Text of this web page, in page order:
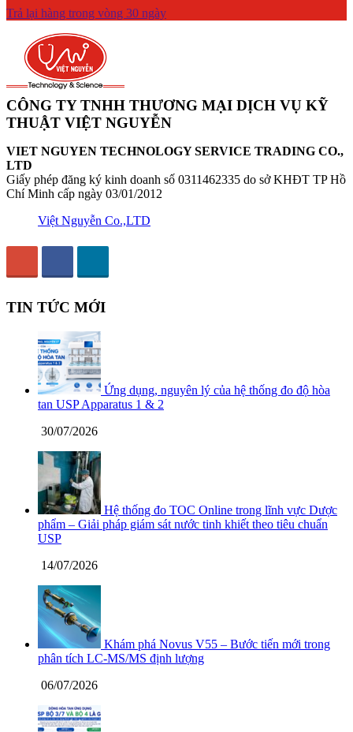
Trả lại hàng trong vòng 30 ngày
CÔNG TY TNHH THƯƠNG MẠI DỊCH VỤ KỸ
THUẬT VIỆT NGUYỄN
VIET NGUYEN TECHNOLOGY SERVICE TRADING CO.,
LTD
Giấy phép đăng ký kinh doanh số 0311462335 do sở KHĐT TP Hồ
Chí Minh cấp ngày 03/01/2012
Việt Nguyễn Co.,LTD
TIN TỨC MỚI
Ứng dụng, nguyên lý của hệ thống đo độ hòa
tan USP Apparatus 1 & 2
30/07/2026
Hệ thống đo TOC Online trong lĩnh vực Dược
phẩm – Giải pháp giám sát nước tinh khiết theo tiêu chuẩn
USP
14/07/2026
Khám phá Novus V55 – Bước tiến mới trong
phân tích LC-MS/MS định lượng
06/07/2026